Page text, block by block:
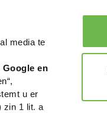
media te
en
u er
zin 1 lit. a